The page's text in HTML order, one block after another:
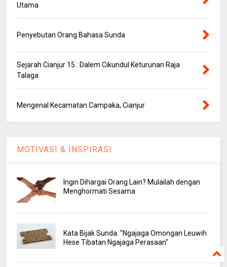
Utama
Penyebutan Orang Bahasa Sunda
Sejarah Cianjur 15 : Dalem Cikundul Keturunan Raja
Talaga
Mengenal Kecamatan Campaka, Cianjur
MOTIVASI & INSPIRASI
Ingin Dihargai Orang Lain? Mulailah dengan
Menghormati Sesama
Kata Bijak Sunda: "Ngajaga Omongan Leuwih
Hese Tibatan Ngajaga Perasaan"